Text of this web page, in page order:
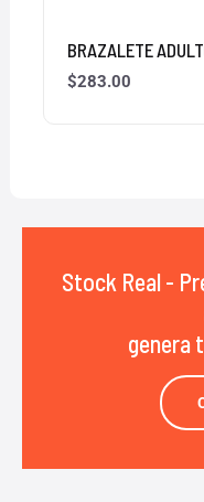
BRAZALETE
$283.00
Stock Real -
genera